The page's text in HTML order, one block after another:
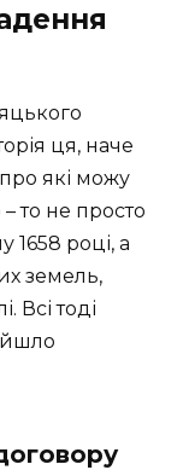
ця, наче
про які можу
то не просто
1658 році, а
земель,
Всі тоді